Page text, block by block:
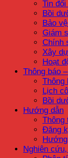
Tin
Bồi
Bảo
Giám
Chính
Xây
Hoạt
Thông báo
Thông
Lịch
Bồi
Hướng dẫn
Thông
Đăng
Nghiên